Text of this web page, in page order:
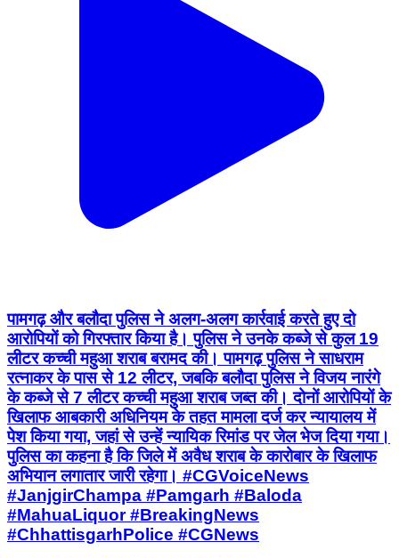
पामगढ़ और बलौदा पुलिस ने अलग-अलग कार्रवाई करते हुए दो
आरोपियों को गिरफ्तार किया है। पुलिस ने उनके कब्जे से कुल 19
लीटर कच्ची महुआ शराब बरामद की। पामगढ़ पुलिस ने साधराम
रत्नाकर के पास से 12 लीटर, जबकि बलौदा पुलिस ने विजय नारंगे
के कब्जे से 7 लीटर कच्ची महुआ शराब जब्त की। दोनों आरोपियों के
खिलाफ आबकारी अधिनियम के तहत मामला दर्ज कर न्यायालय में
पेश किया गया, जहां से उन्हें न्यायिक रिमांड पर जेल भेज दिया गया।
पुलिस का कहना है कि जिले में अवैध शराब के कारोबार के खिलाफ
अभियान लगातार जारी रहेगा। #CGVoiceNews
#JanjgirChampa #Pamgarh #Baloda
#MahuaLiquor #BreakingNews
#ChhattisgarhPolice #CGNews